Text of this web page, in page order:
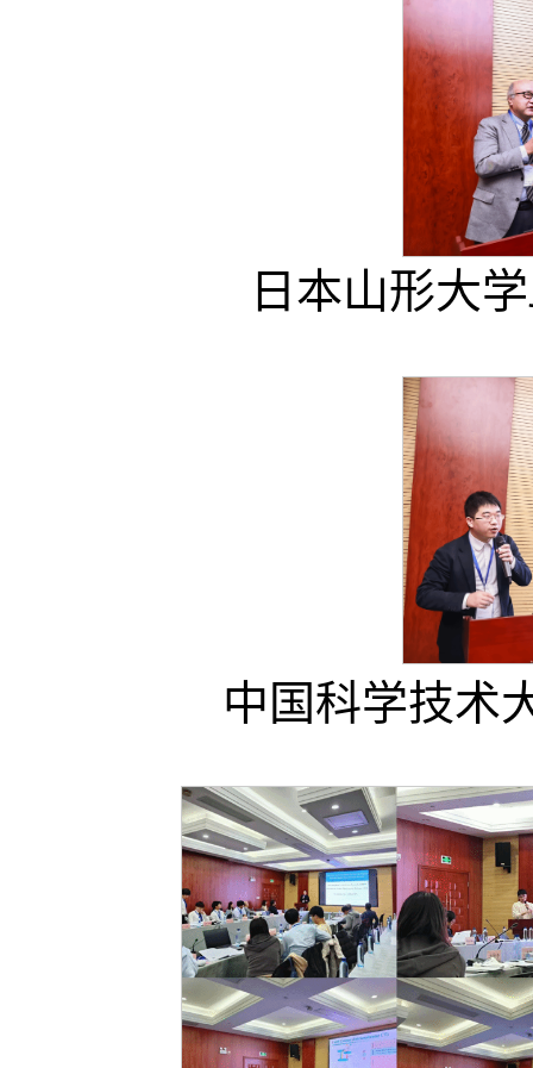
日本山形大
中国科学技术